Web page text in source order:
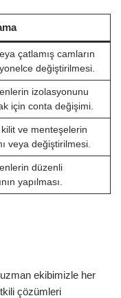
çatlamış camların
değiştirilmesi.
izolasyonunu
için conta değişimi.
kilit ve menteşelerin
veya değiştirilmesi.
düzenli
yapılması.
ekibimizle her
çözümleri